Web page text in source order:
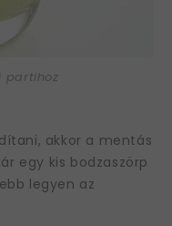
partihoz
akkor a mentás
egy kis bodzaszörp
legyen az